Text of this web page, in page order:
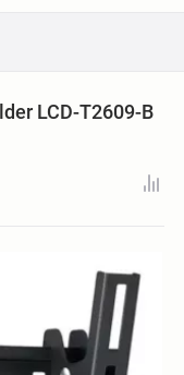
LCD-T2609-B